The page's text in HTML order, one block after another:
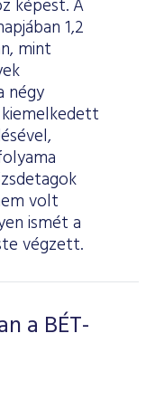
képest. A
1,2
mint
négy
volt
ismét a
végzett.
a BÉT-